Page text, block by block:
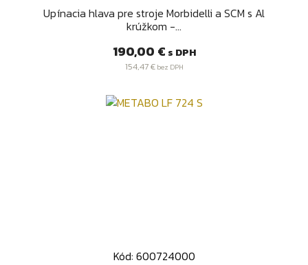
Upínacia hlava pre stroje Morbidelli a SCM s Al
krúžkom -...
Cena
190,00 € s DPH
154,47 €bez DPH
Kód: 600724000